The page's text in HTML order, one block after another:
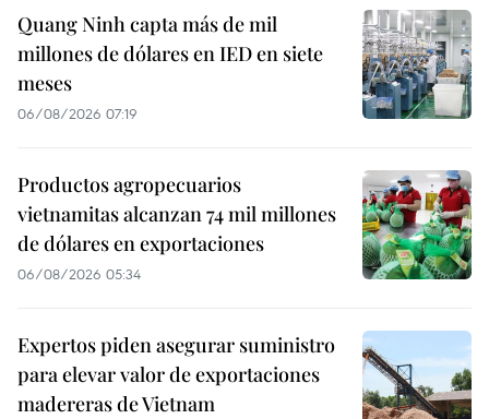
Quang Ninh capta más de mil
millones de dólares en IED en siete
meses
06/08/2026 07:19
Productos agropecuarios
vietnamitas alcanzan 74 mil millones
de dólares en exportaciones
06/08/2026 05:34
Expertos piden asegurar suministro
para elevar valor de exportaciones
madereras de Vietnam